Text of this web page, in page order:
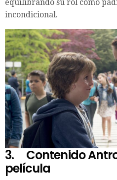
equilibrando su rol como
incondicional.
3. Contenido
película